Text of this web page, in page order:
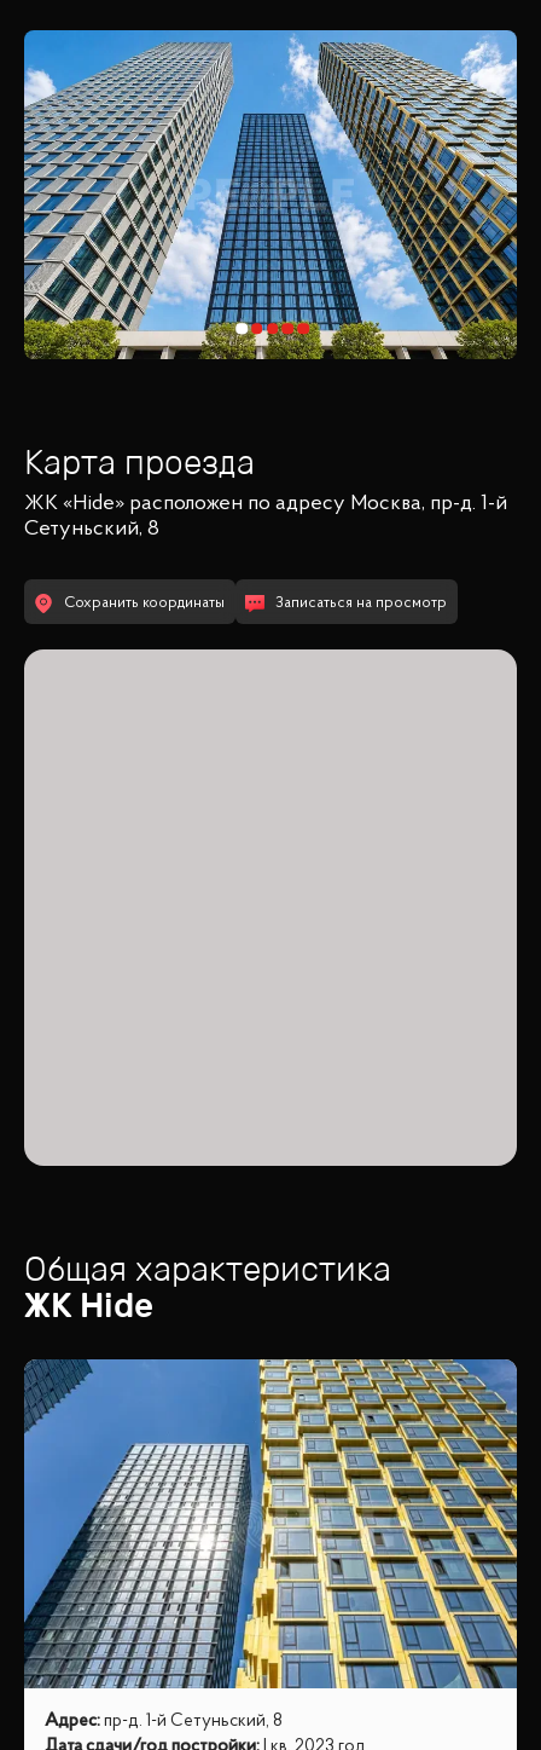
Карта проезда
ЖК «Hide» расположен по адресу Москва, пр-д. 1-й
Сетуньский, 8
Сохранить координаты Записаться на просмотр
Общая характеристика
ЖК Hide
Адрес: пр-д. 1-й Сетуньский, 8